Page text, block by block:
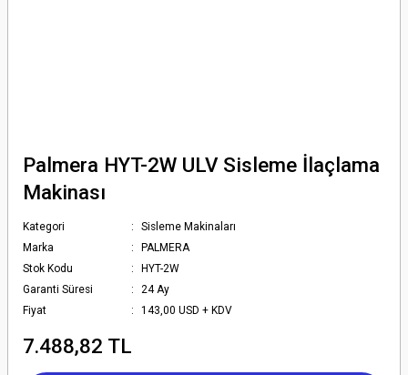
Palmera HYT-2W ULV Sisleme İlaçlama
Makinası
Kategori
Sisleme Makinaları
Marka
PALMERA
Stok Kodu
HYT-2W
Garanti Süresi
24 Ay
Fiyat
143,00 USD + KDV
7.488,82 TL